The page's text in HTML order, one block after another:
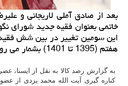
بعد از صادق آملی لاریجانی و
خاتمی بعنوان فقیه جدید شورای
این سومین تغییر در بین شش
هفتم (1395 تا 1401) بشمار می رود.
کناره گیری آیت الله محمد یزدی از